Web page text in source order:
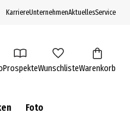
KarriereUnternehmenAktuellesService
ProspekteWunschlisteWarenkorb
Foto